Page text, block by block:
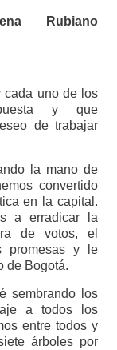
Rubiano
cada uno de los
y que
de trabajar
la mano de
convertido
en la capital.
a erradicar la
de votos, el
promesas y le
de Bogotá.
sembrando los
a todos los
entre todos y
árboles por